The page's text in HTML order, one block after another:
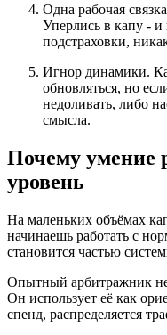
Одна рабочая
Уперлись в капу - и
подстраховки,
Игнор динамики.
обновляться, но
недоливать, либо
смысла.
Почему умение
уровень
На маленьких объёмах
начинаешь работать с
становится частью
Опытный арбитражник
Он использует её как
спенд, распределяется